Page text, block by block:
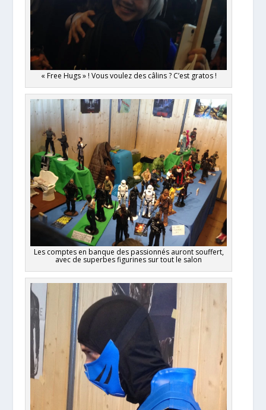
« Free Hugs » ! Vous voulez des câlins ? C’est gratos !
Les comptes en banque des passionnés auront souffert,
avec de superbes figurines sur tout le salon